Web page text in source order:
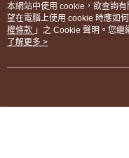
熱門標籤
本網站中使用 cookie，欲查詢
望在電腦上使用 cookie 時應如
權條款 」之 Cookie 聲明。您繼
用條款之 Cookie 聲明使用
了解更多 >